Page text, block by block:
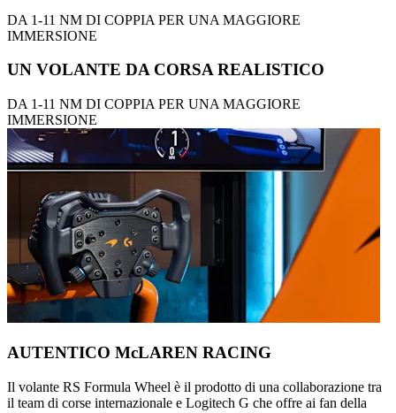
DA 1-11 NM DI COPPIA PER UNA MAGGIORE
IMMERSIONE
UN VOLANTE DA CORSA REALISTICO
DA 1-11 NM DI COPPIA PER UNA MAGGIORE
IMMERSIONE
AUTENTICO McLAREN RACING
Il volante RS Formula Wheel è il prodotto di una collaborazione tra
il team di corse internazionale e Logitech G che offre ai fan della